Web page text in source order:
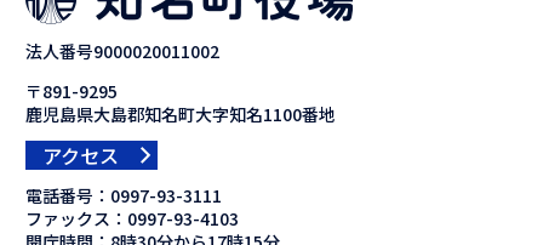
法人番号9000020011002
〒891-9295
鹿児島県大島郡知名町大字知名1100番地
アクセス
電話番号： 0997-93-3111
ファックス： 0997-93-4103